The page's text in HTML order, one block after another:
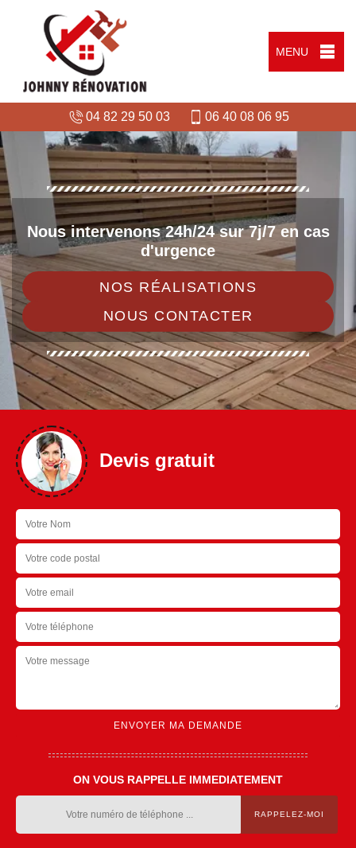
MENU
04 82 29 50 03 06 40 08 06 95
Nous intervenons 24h/24 sur 7j/7 en cas
d'urgence
NOS RÉALISATIONS
NOUS CONTACTER
Devis gratuit
ON VOUS RAPPELLE IMMEDIATEMENT